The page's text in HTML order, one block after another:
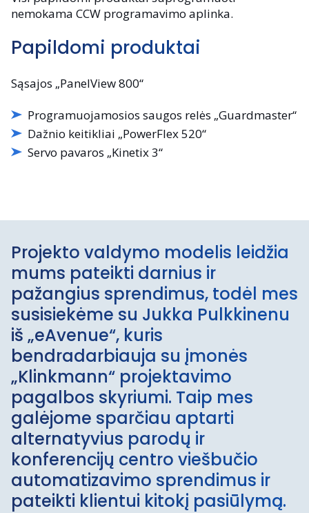
nemokama CCW programavimo aplinka.
Papildomi produktai
Sąsajos „PanelView 800“
Programuojamosios saugos relės „Guardmaster“
Dažnio keitikliai „PowerFlex 520“
Servo pavaros „Kinetix 3“
Projekto valdymo modelis leidžia
mums pateikti darnius ir
pažangius sprendimus, todėl mes
susisiekėme su Jukka Pulkkinenu
iš „eAvenue“, kuris
bendradarbiauja su įmonės
„Klinkmann“ projektavimo
pagalbos skyriumi. Taip mes
galėjome sparčiau aptarti
alternatyvius parodų ir
konferencijų centro viešbučio
automatizavimo sprendimus ir
pateikti klientui kitokį pasiūlymą.